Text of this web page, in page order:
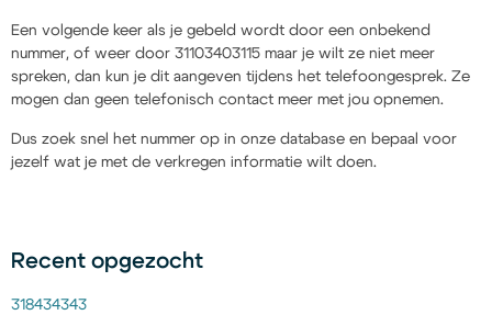
Een volgende keer als je gebeld wordt door een onbekend
nummer, of weer door 31103403115 maar je wilt ze niet meer
spreken, dan kun je dit aangeven tijdens het telefoongesprek. Ze
mogen dan geen telefonisch contact meer met jou opnemen.
Dus zoek snel het nummer op in onze database en bepaal voor
jezelf wat je met de verkregen informatie wilt doen.
Recent opgezocht
318434343